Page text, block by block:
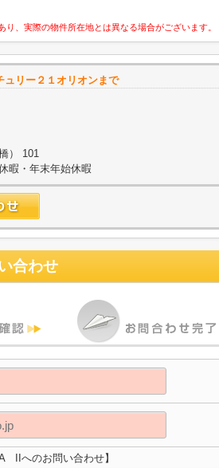
、実際の物件所在地とは異なる場合がございます。
ュリー２１オリオンまで
） 101
暇・年末年始休暇
合わせ
IIへのお問い合わせ】